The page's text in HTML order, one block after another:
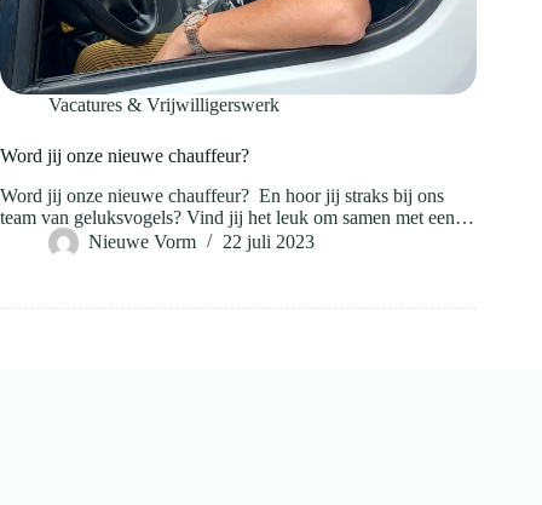
Vacatures & Vrijwilligerswerk
Word jij onze nieuwe chauffeur?
Word jij onze nieuwe chauffeur? En hoor jij straks bij ons
team van geluksvogels? Vind jij het leuk om samen met een…
Nieuwe Vorm
22 juli 2023